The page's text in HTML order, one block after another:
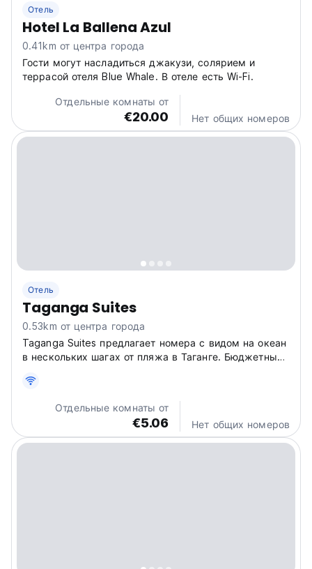
Отель
Hotel La Ballena Azul
0.41km от центра города
Гости могут насладиться джакузи, солярием и
террасой отеля Blue Whale. В отеле есть Wi-Fi.
Отдельные комнаты от
€20.00 Нет общих номеров
Отель
Taganga Suites
0.53km от центра города
Taganga Suites предлагает номера с видом на океан
в нескольких шагах от пляжа в Таганге. Бюджетный
морепродуктами и магазинами для дайвинга. (Auto-
translated from original language)
Отдельные комнаты от
€5.06 Нет общих номеров